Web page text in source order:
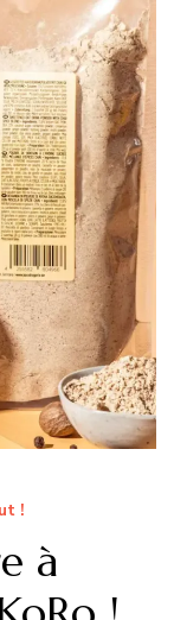
!
à